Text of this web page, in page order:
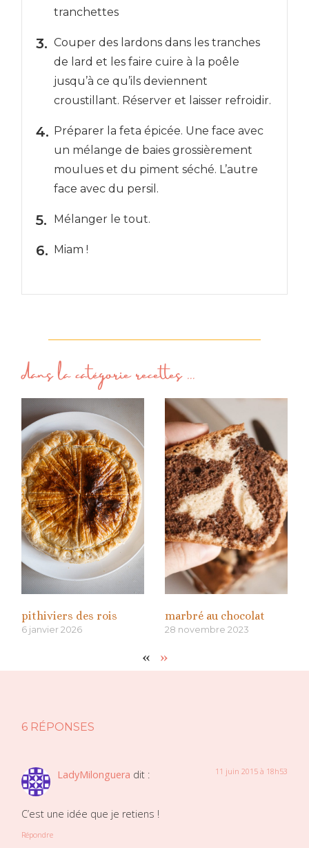
tranchettes
Couper des lardons dans les tranches
de lard et les faire cuire à la poêle
jusqu’à ce qu’ils deviennent
croustillant. Réserver et laisser refroidir.
Préparer la feta épicée. Une face avec
un mélange de baies grossièrement
moulues et du piment séché. L’autre
face avec du persil.
Mélanger le tout.
Miam !
dans la catégorierecettes...
pithiviers des rois
6 janvier 2026
marbré au chocolat
28 novembre 2023
« »
6 RÉPONSES
LadyMilonguera dit : 11 juin 2015 à 18h53
C’est une idée que je retiens !
Répondre